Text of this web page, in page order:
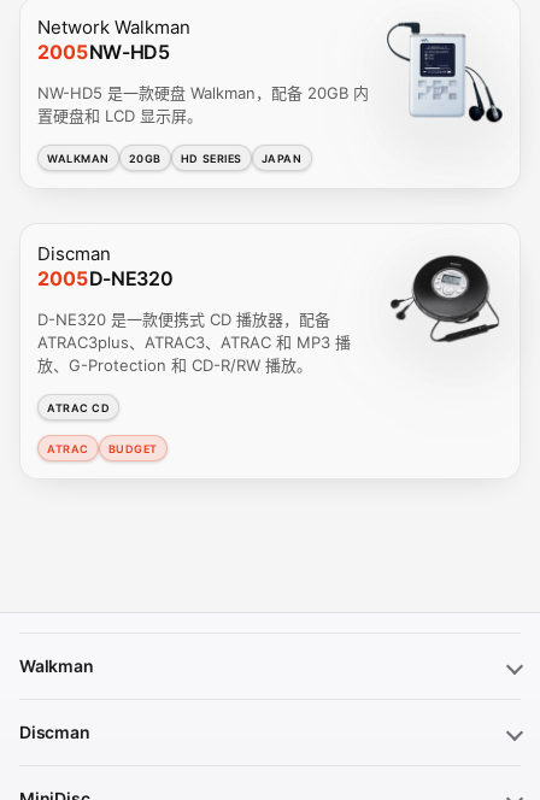
Network Walkman
2005NW-HD5
NW-HD5 是一款硬盘 Walkman，配备 20GB 内
置硬盘和 LCD 显示屏。
WALKMAN 20GB HD SERIES JAPAN
Discman
2005D-NE320
D-NE320 是一款便携式 CD 播放器，配备
ATRAC3plus、ATRAC3、ATRAC 和 MP3 播
放、G-Protection 和 CD-R/RW 播放。
ATRAC CD
ATRAC BUDGET
Walkman
Discman